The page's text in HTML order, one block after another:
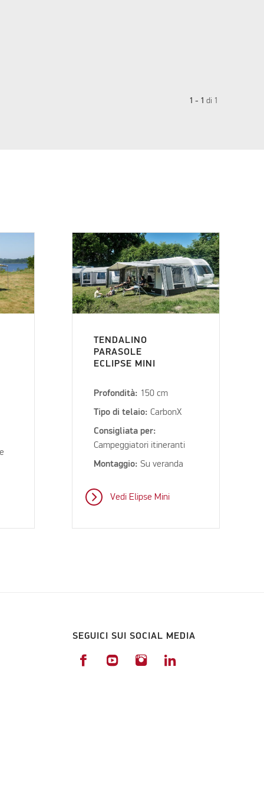
1 - 1 di 1
TENDALINO
PARASOLE
ECLIPSE MINI
Profondità: 150 cm
Tipo di telaio: CarbonX
Consigliata per:
Campeggiatori itineranti
Montaggio: Su veranda
Vedi Elipse Mini
SEGUICI SUI SOCIAL MEDIA